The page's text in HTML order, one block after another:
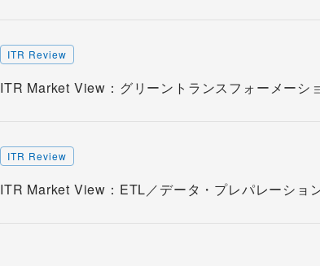
ITR Review
ITR Market View：グリーントランスフォーメーシ
ITR Review
ITR Market View：ETL／データ・プレパレーショ